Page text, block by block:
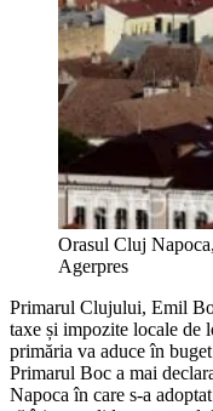
Orasul Cluj
Agerpres
Primarul Clujului, Emil
taxe și impozite locale de
primăria va aduce în
Primarul Boc a mai
Napoca în care s-a